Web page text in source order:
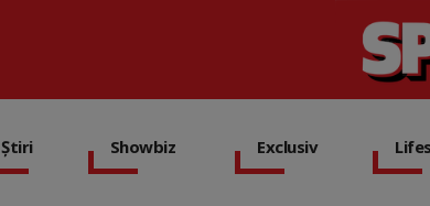
Știri Showbiz Exclusiv